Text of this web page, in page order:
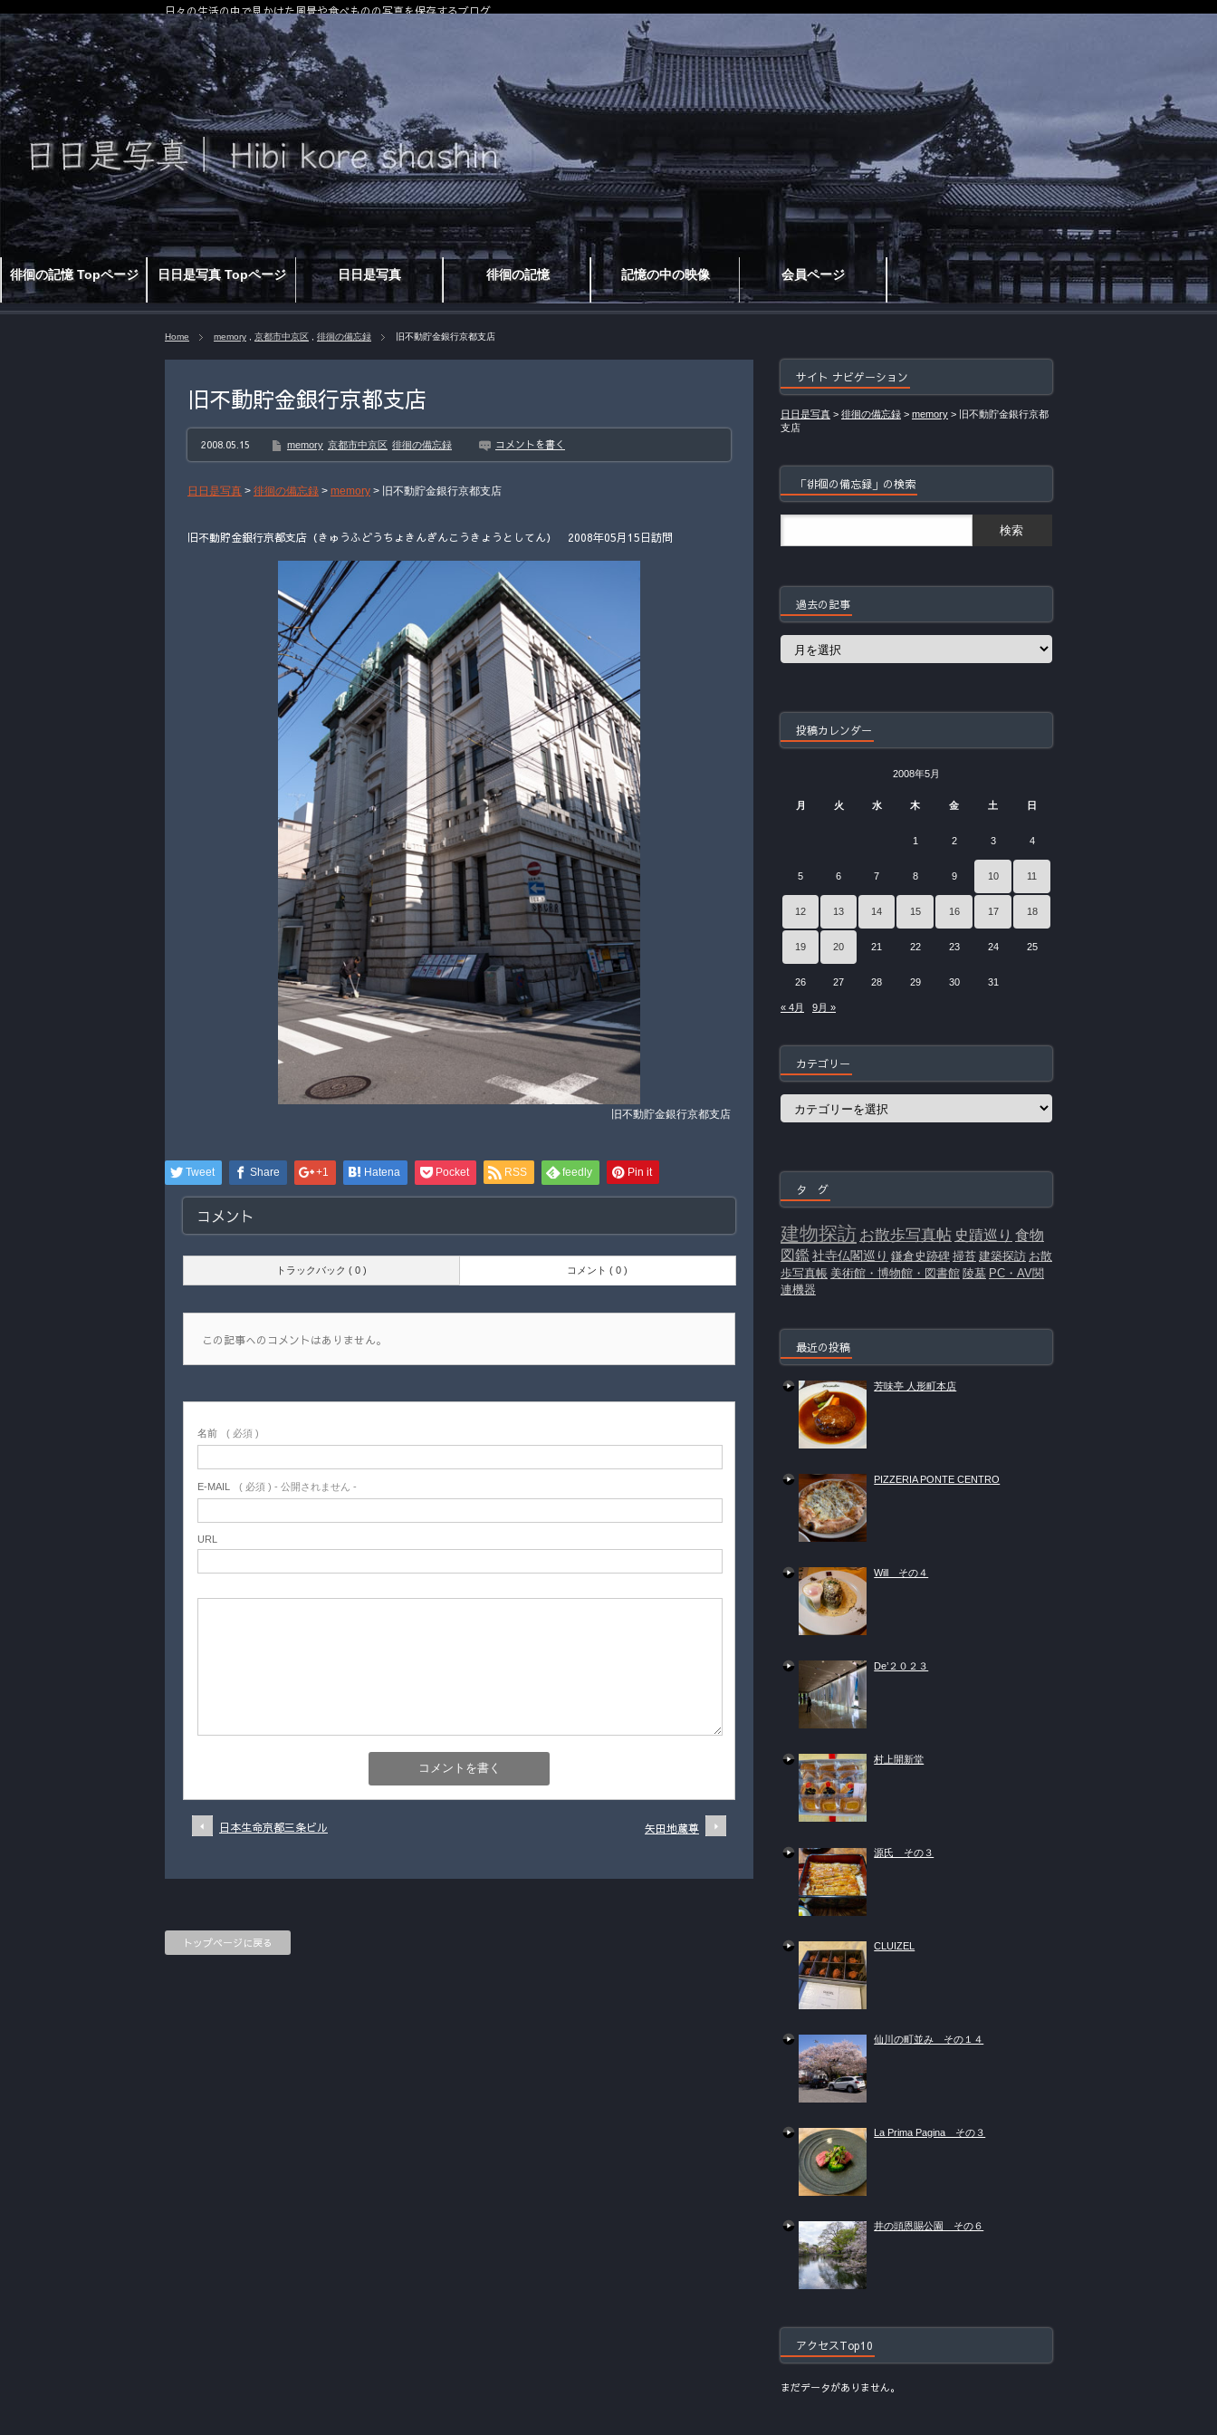
徘徊の記憶 Topページ 日日是写真 Topページ 日日是写真 徘徊の記憶 記憶の中の映像 会員ページ
日々の生活の中で見かけた風景や食べものの写真を保存するブログ
Home memory 京都市中京区 徘徊の備忘録 旧不動貯金銀行京都支店
旧不動貯金銀行京都支店
2008.05.15 memory 京都市中京区 徘徊の備忘録 コメントを書く
日日是写真 > 徘徊の備忘録 > memory > 旧不動貯金銀行京都支店
旧不動貯金銀行京都支店（きゅうふどうちょきんぎんこうきょうとしてん） 2008年05月15日訪問
旧不動貯金銀行京都支店
Tweet Share +1 Hatena Pocket RSS feedly Pin it
コメント
トラックバック ( 0 ) コメント ( 0 )
この記事へのコメントはありません。
名前 ( 必須 )
E-MAIL ( 必須 ) - 公開されません -
URL
日本生命京都三条ビル 矢田地蔵尊
トップページに戻る
サイト ナビゲーション
日日是写真 > 徘徊の備忘録 > memory > 旧不動貯金銀行京都
支店
「徘徊の備忘録」の検索
過去の記事
過
投稿カレンダー
2008年5月
月 火 水 木 金 土 日
1 2 3 4
5 6 7 8 9 10 11
12 13 14 15 16 17 18
19 20 21 22 23 24 25
26 27 28 29 30 31
« 4月 9月 »
カテゴリー
カ
タ グ
建物探訪 お散歩写真帖 史蹟巡り 食物
図鑑社寺仏閣巡り 鎌倉史跡碑 掃苔 建築探訪 お散
歩写真帳 美術館・博物館・図書館 陵墓 PC・AV関
連機器
最近の投稿
芳味亭 人形町本店
PIZZERIA PONTE CENTRO
Will その４
De’２０２３
村上開新堂
源氏 その３
CLUIZEL
仙川の町並み その１４
La Prima Pagina その３
井の頭恩賜公園 その６
アクセスTop10
まだデータがありません。